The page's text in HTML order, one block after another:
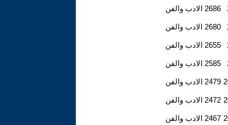
الادب والفن 2686
الادب والفن 2680
الادب والفن 2655
الادب والفن 2585
الادب والفن 2479
الادب والفن 2472
الادب والفن 2467